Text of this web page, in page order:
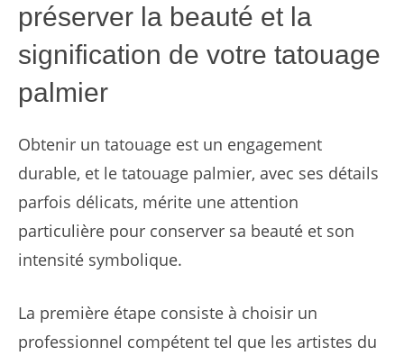
préserver la beauté et la
signification de votre tatouage
palmier
Obtenir un tatouage est un engagement
durable, et le tatouage palmier, avec ses détails
parfois délicats, mérite une attention
particulière pour conserver sa beauté et son
intensité symbolique.
La première étape consiste à choisir un
professionnel compétent tel que les artistes du